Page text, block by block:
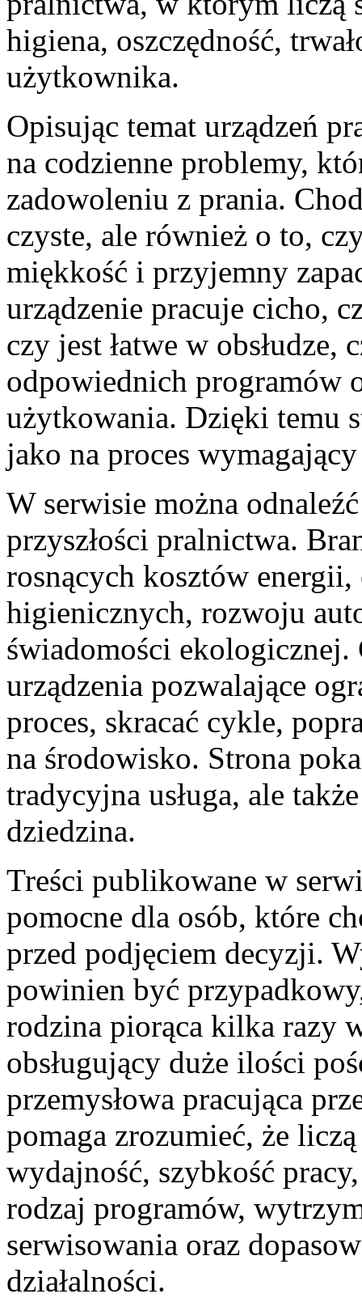
higiena, oszczędność,
użytkownika.
Opisując temat urządzeń
na codzienne problemy,
zadowoleniu z prania.
czyste, ale również o to,
miękkość i przyjemny
urządzenie pracuje cicho,
czy jest łatwe w obsłudze,
odpowiednich programów
użytkowania. Dzięki temu
jako na proces
W serwisie można
przyszłości pralnictwa.
rosnących kosztów
higienicznych, rozwoju
świadomości
urządzenia pozwalające
proces, skracać cykle,
na środowisko. Strona
tradycyjna usługa, ale
dziedzina.
Treści publikowane w
pomocne dla osób, które
przed podjęciem decyzji.
powinien być
rodzina piorąca kilka razy
obsługujący duże ilości
przemysłowa pracująca
pomaga zrozumieć, że
wydajność, szybkość
rodzaj programów,
serwisowania oraz
działalności.